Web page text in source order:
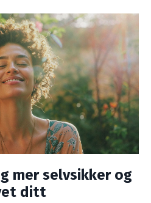
mer selvsikker og
ditt